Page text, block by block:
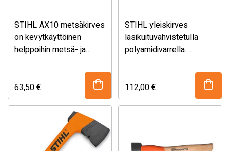
STIHL AX10 metsäkirves
on kevytkäyttöinen
helppoihin metsä- ja
valmistettu saarnista.
Paino 1000g ja pituus
60cm.
63,50€
STIHL yleiskirves
lasikuituvahvistetulla
polyamidivarrella.
säänkestävä. Kirveen pää
on valmistettu C60
päällystetystä
kahvaan. Kahvan alaosa
112,00€